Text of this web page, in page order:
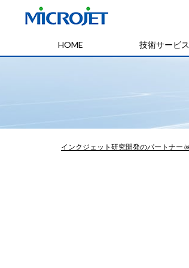
HOME 技術サービス
インクジェット研究開発のパートナー